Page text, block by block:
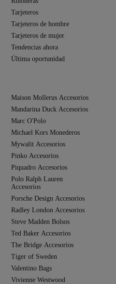
Tarjeteros
Tarjeteros de hombre
Tarjeteros de mujer
Tendencias ahora
Última oportunidad
Maison Mollerus Accesorios
Mandarina Duck Accesorios
Marc O'Polo
Michael Kors Monederos
Mywalit Accesorios
Pinko Accesorios
Piquadro Accesorios
Polo Ralph Lauren
Accesorios
Porsche Design Accesorios
Radley London Accesorios
Steve Madden Bolsos
Ted Baker Accesorios
The Bridge Accesorios
Tiger of Sweden
Valentino Bags
Vivienne Westwood